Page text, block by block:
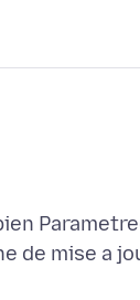
de mise a